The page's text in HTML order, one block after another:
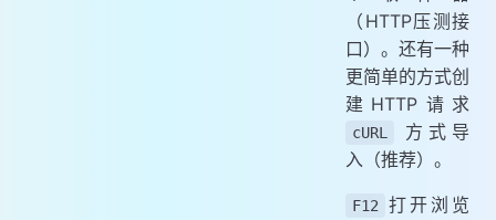
（HTTP压测接
口）。还有一种
更简单的方式创
建HTTP请求
cURL
方式导
入（推荐）。
F12
打开浏览